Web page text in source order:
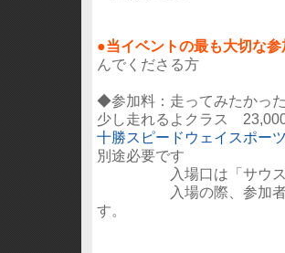
●当イベントの最も大切な参
んでくださる方
◆参加料：走ってみたかっ
少し走れるよクラス
十勝スピードウェイスポー
別途必要です
入場口は「サウスゲ
入場の際、参加者・同
す。